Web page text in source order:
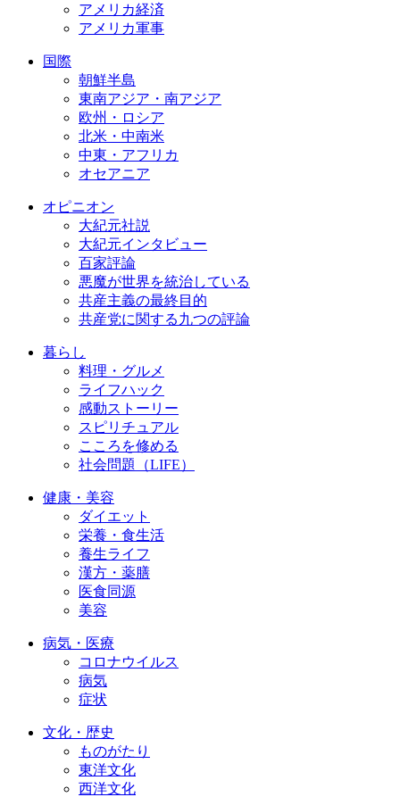
アメリカ経済
アメリカ軍事
国際
朝鮮半島
東南アジア・南アジア
欧州・ロシア
北米・中南米
中東・アフリカ
オセアニア
オピニオン
大紀元社説
大紀元インタビュー
百家評論
悪魔が世界を統治している
共産主義の最終目的
共産党に関する九つの評論
暮らし
料理・グルメ
ライフハック
感動ストーリー
スピリチュアル
こころを修める
社会問題（LIFE）
健康・美容
ダイエット
栄養・食生活
養生ライフ
漢方・薬膳
医食同源
美容
病気・医療
コロナウイルス
病気
症状
文化・歴史
ものがたり
東洋文化
西洋文化